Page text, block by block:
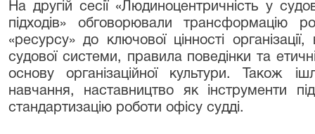
На другій сесії «Людиноцентричність у
підходів» обговорювали трансформацію
«ресурсу» до ключової цінності
судової системи, правила поведінки та
основу організаційної культури. Також
навчання, наставництво як інструменти
стандартизацію роботи офісу судді.